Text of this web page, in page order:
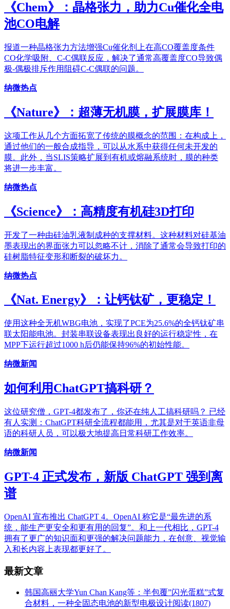
《Chem》：晶格张力，助力Cu催化全电
池CO电解
报道一种晶格张力方法增强Cu催化剂上在高CO覆盖度条件
CO化学吸附、C-C偶联反应，解决了通常高覆盖度CO导致偶
极-偶极排斥作用阻碍C-C偶联的问题。
纳微热点
《Nature》：超薄无机膜，扩展膜库！
这项工作从几个方面拓宽了传统的膜概念的范围：在构成上，
通过他们的一般合成指导，可以从水系中获得任何未开发的
膜。此外，当SLIS策略扩展到有机或熔融系统时，膜的种类
将进一步丰富。
纳微热点
《Science》：高精度有机硅3D打印
开发了一种由硅油乳液制成种的支撑材料。这种材料对硅基油
墨表现出的界面张力可以忽略不计，消除了通常会导致打印的
硅树脂特征变形和断裂的破坏力。
纳微热点
《Nat. Energy》：让钙钛矿，更稳定！
使用这种全无机WBG电池，实现了PCE为25.6%的全钙钛矿串
联太阳能电池。封装串联设备表现出良好的运行稳定性，在
MPP下运行超过1000 h后仍能保持96%的初始性能。
纳微新闻
如何利用ChatGPT搞科研？
这位研究僧，GPT-4都发布了，你还在纯人工搞科研吗？ 已经
有人实测：ChatGPT科研全流程都能用，尤其是对于英语非母
语的科研人员，可以极大地提高日常科研工作效率。
纳微新闻
GPT-4 正式发布，新版 ChatGPT 强到离
谱
OpenAI 宣布推出 ChatGPT 4。OpenAI 称它是“最先进的系
统，能生产更安全和更有用的回复”。和上一代相比，GPT-4
拥有了更广的知识面和更强的解决问题能力，在创意、视觉输
入和长内容上表现都更好了。
最新文章
韩国高丽大学Yun Chan Kang等：半包覆”闪光蛋糕”式复
合材料，一种全固态电池的新型电极设计阅读(1807)